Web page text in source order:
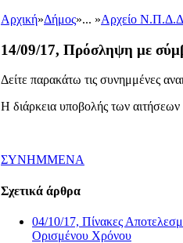
Αρχική»Δήμος»... »Αρχείο
14/09/17, Πρόσληψη με
Δείτε παρακάτω τις συνημμένες
Η διάρκεια υποβολής των
ΣΥΝΗΜΜΕΝΑ
Σχετικά άρθρα
04/10/17, Πίνακες
Ορισμένου Χρόνου